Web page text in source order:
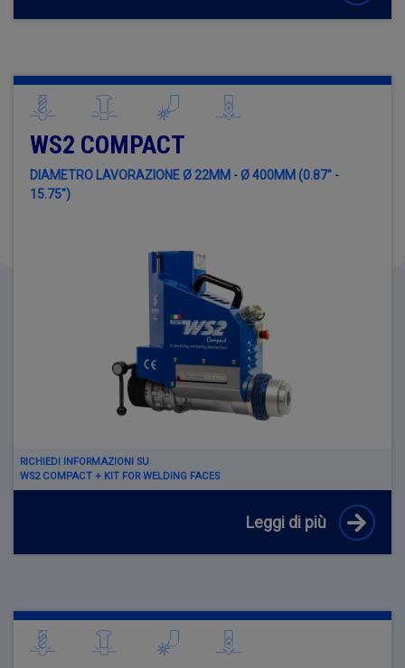
WS2 COMPACT
DIAMETRO LAVORAZIONE Ø 22MM - Ø 400MM (0.87" -
15.75")
RICHIEDI INFORMAZIONI SU
WS2 COMPACT + KIT FOR WELDING FACES
Leggi di più